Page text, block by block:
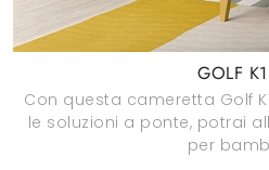
GOLF
Con questa cameretta Golf
le soluzioni a ponte, potrai
per